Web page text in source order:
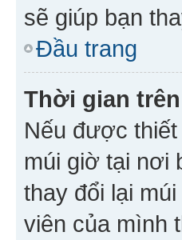
sẽ giúp bạn
Đầu trang
Thời gian
Nếu được
múi giờ tại nơi
thay đổi lại
viên của mình